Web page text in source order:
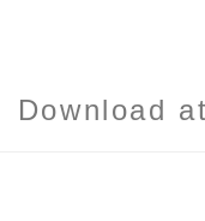
Download